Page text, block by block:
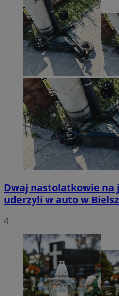
Dwaj nastolatkowie na
uderzyli w auto w
4